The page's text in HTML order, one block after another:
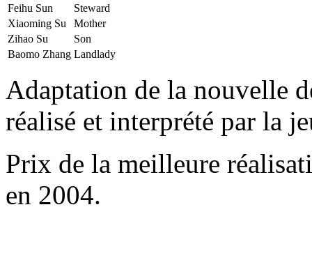
Feihu Sun
Steward
Xiaoming Su
Mother
Zihao Su
Son
Baomo Zhang Landlady
Adaptation de la nouvelle
réalisé et interprété par la
Prix de la meilleure
en 2004.